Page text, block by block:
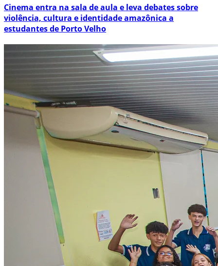
Cinema entra na sala de aula e leva debates sobre
violência, cultura e identidade amazônica a
estudantes de Porto Velho